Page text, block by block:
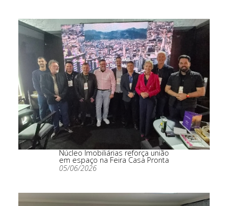
Núcleo Imobiliárias reforça união
em espaço na Feira Casa Pronta
05/06/2026